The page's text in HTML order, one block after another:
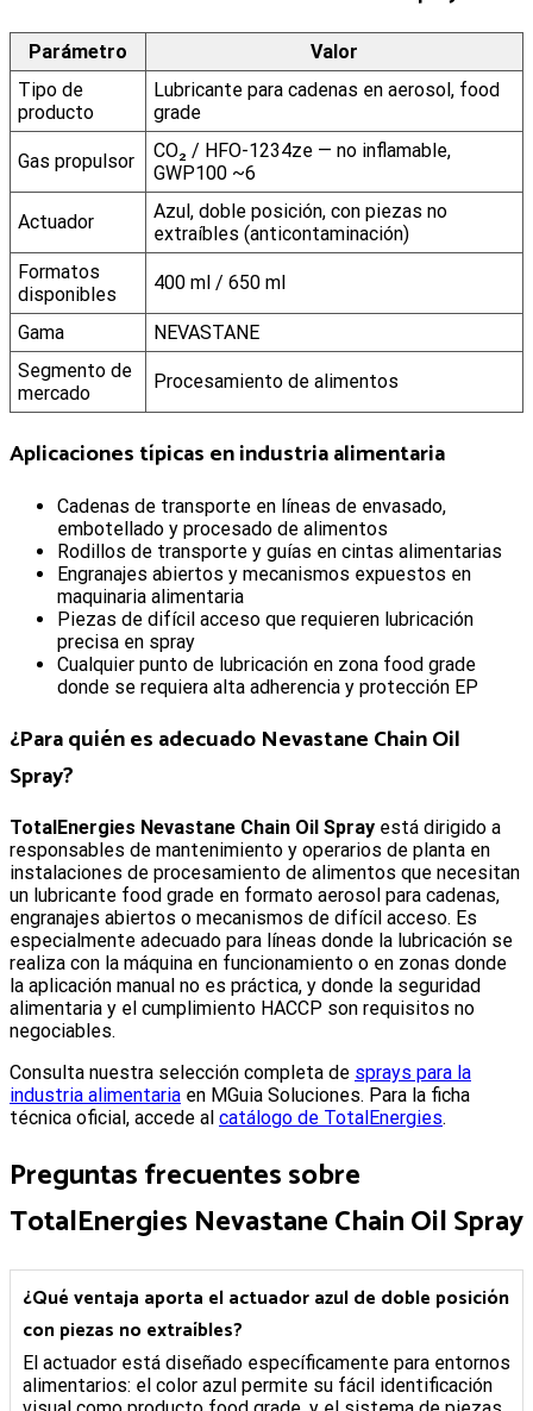
Parámetro
Valor
Tipo de
producto
Lubricante para cadenas en aerosol, food
grade
Gas propulsor
CO₂ / HFO-1234ze — no inflamable,
GWP100 ~6
Actuador
Azul, doble posición, con piezas no
extraíbles (anticontaminación)
Formatos
disponibles
400 ml / 650 ml
Gama
NEVASTANE
Segmento de
mercado
Procesamiento de alimentos
Aplicaciones típicas en industria alimentaria
Cadenas de transporte en líneas de envasado,
embotellado y procesado de alimentos
Rodillos de transporte y guías en cintas alimentarias
Engranajes abiertos y mecanismos expuestos en
maquinaria alimentaria
Piezas de difícil acceso que requieren lubricación
precisa en spray
Cualquier punto de lubricación en zona food grade
donde se requiera alta adherencia y protección EP
¿Para quién es adecuado Nevastane Chain Oil
Spray?
TotalEnergies Nevastane Chain Oil Spray está dirigido a
responsables de mantenimiento y operarios de planta en
instalaciones de procesamiento de alimentos que necesitan
un lubricante food grade en formato aerosol para cadenas,
engranajes abiertos o mecanismos de difícil acceso. Es
especialmente adecuado para líneas donde la lubricación se
realiza con la máquina en funcionamiento o en zonas donde
la aplicación manual no es práctica, y donde la seguridad
alimentaria y el cumplimiento HACCP son requisitos no
negociables.
Consulta nuestra selección completa de sprays para la
industria alimentaria en MGuia Soluciones. Para la ficha
técnica oficial, accede al catálogo de TotalEnergies.
Preguntas frecuentes sobre
TotalEnergies Nevastane Chain Oil Spray
¿Qué ventaja aporta el actuador azul de doble posición
con piezas no extraíbles?
El actuador está diseñado específicamente para entornos
alimentarios: el color azul permite su fácil identificación